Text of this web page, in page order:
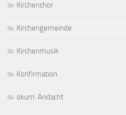
Kirchenchor
Kirchengemeinde
Kirchenmusik
Konfirmation
ökum. Andacht